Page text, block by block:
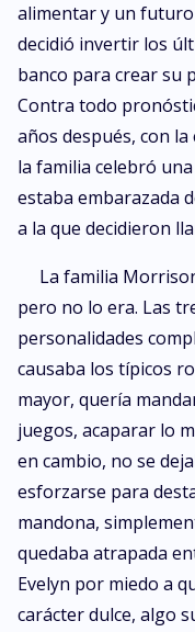
alimentar y un
decidió invertir los
banco para crear su
Contra todo
años después, con
la familia celebró
estaba embarazada
a la que decidieron
La familia
pero no lo era. Las
personalidades
causaba los típicos
mayor, quería
juegos, acaparar lo
en cambio, no se
esforzarse para
mandona,
quedaba atrapada
Evelyn por miedo a
carácter dulce, algo